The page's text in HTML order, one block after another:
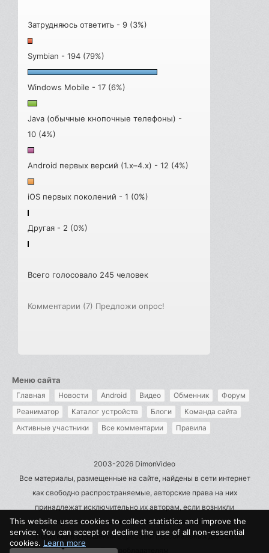
Затрудняюсь ответить - 9 (3%)
Symbian - 194 (79%)
Windows Mobile - 17 (6%)
Java (обычные кнопочные телефоны) -
10 (4%)
Android первых версий (1.x–4.x) - 12 (4%)
iOS первых поколений - 1 (0%)
Другая - 2 (0%)
Всего голосовало 245 человек
Комментарии (7) Предложи опрос!
Меню сайта
Главная Новости Android Видео Обменник
Форум
Реаниматор
Каталог устройств Блоги
Команда сайта
Активные участники
Все комментарии Правила
2003-2026 DimonVideo
Все материалы, размещенные на сайте, найдены в сети интернет
как свободно распространяемые, авторские права на них
принадлежат исключительно их авторам, если возникли
претензии - пишите на admin@dimonvideo.ru
Политика в отношении обработки персональных данных
Правообладателям
This website uses cookies to collect statistics and improve the
service. You can accept or decline the use of all non-essential
cookies. Learn more